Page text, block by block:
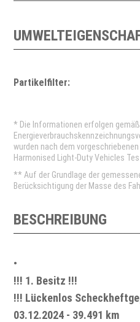
Partikelfilter:
* Die Informationen erfolgen
wurden nach dem
Harmonised Light-Duty Vehicles
** Auf der Grundlage der
Berücksichtigung der Masse des
BESCHREIBUNG
•
!!! 1. Besitz !!!
!!! Lückenlos
03.12.2024 - 39.491 km